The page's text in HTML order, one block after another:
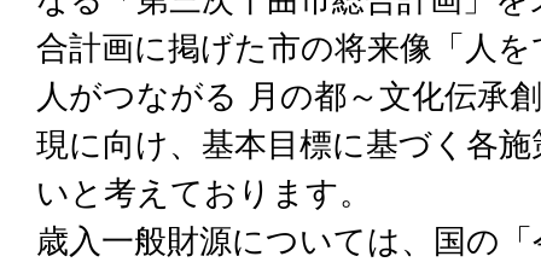
合計画に掲げた市の将来像「人
人がつながる 月の都～文化伝承
現に向け、基本目標に基づく各
いと考えております。
歳入一般財源については、国の